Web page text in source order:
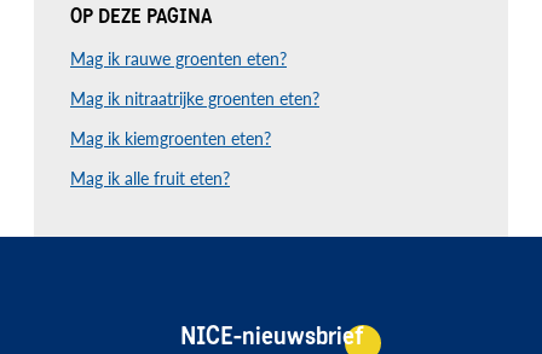
OP DEZE PAGINA
Mag ik rauwe groenten eten?
Mag ik nitraatrijke groenten eten?
Mag ik kiemgroenten eten?
Mag ik alle fruit eten?
NICE-nieuwsbrief